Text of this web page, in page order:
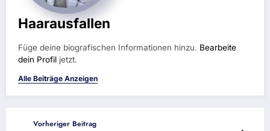
Haarausfallen
Füge deine biografischen Informationen hinzu. Bearbeite
dein Profil jetzt.
Alle Beiträge Anzeigen
Vorheriger Beitrag